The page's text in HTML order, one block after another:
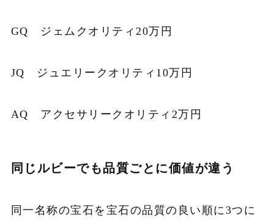
GQ ジェムクオリティ20万円
JQ ジュエリークオリティ10万円
AQ アクセサリークオリティ2万円
同じルビーでも品質ごとに価値が違う
同一名称の宝石を宝石の品質の良い順に3つに